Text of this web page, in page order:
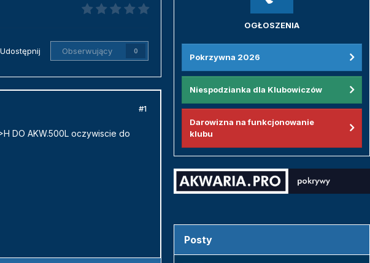
Udostępnij Obserwujący 0
#1
DO AKW.500L oczywiscie do
OGŁOSZENIA
Pokrzywna 2026
Niespodzianka dla Klubowiczów
Darowizna na funkcjonowanie
klubu
Posty